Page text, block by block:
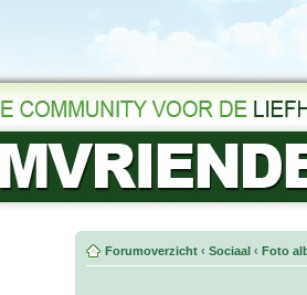
Forumoverzicht ‹ Sociaal ‹ Foto